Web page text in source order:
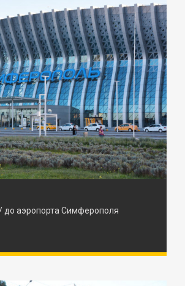
до аэропорта Симферополя